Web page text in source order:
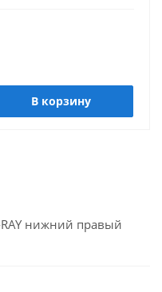
В корзину
нижний правый